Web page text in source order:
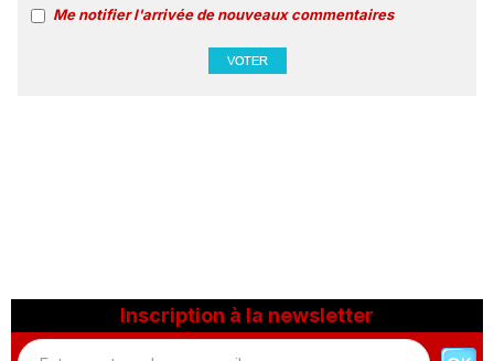
Me notifier l'arrivée de nouveaux commentaires
Inscription à la newsletter